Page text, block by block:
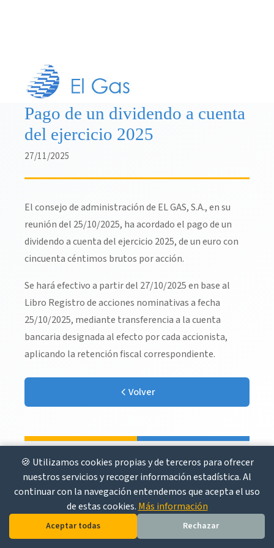
Pago de un dividendo a cuenta
del ejercicio 2025
27/11/2025
El consejo de administración de EL GAS, S.A., en su
reunión del 25/10/2025, ha acordado el pago de un
dividendo a cuenta del ejercicio 2025, de un euro con
cincuenta céntimos brutos por acción.
Se hará efectivo a partir del 27/10/2025 en base al
Libro Registro de acciones nominativas a fecha
25/10/2025, mediante transferencia a la cuenta
bancaria designada al efecto por cada accionista,
aplicando la retención fiscal correspondiente.
Volver
El Gas © 2026 Todos los derechos reservados
🍪 Utilizamos cookies propias y de terceros para ofrecer
nuestros servicios y recoger información estadística. Al
continuar con la navegación entendemos que acepta el uso
de estas cookies. Más información
Aceptar todas Rechazar